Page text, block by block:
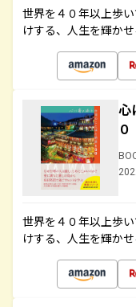
世界を４０年以上歩
けする、人生を輝か
心
０
世界を４０年以上歩
けする、人生を輝か